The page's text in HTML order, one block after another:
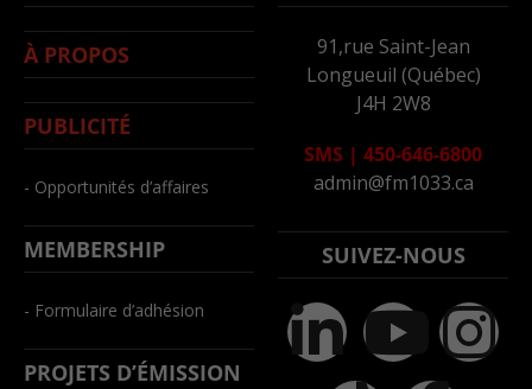
À PROPOS
PUBLICITÉ
- Opportunités d’affaires
MEMBERSHIP
- Formulaire d’adhésion
PROJETS D’ÉMISSION
91,rue Saint-Jean
Longueuil (Québec)
J4H 2W8
SMS | 450-646-6800
admin@fm1033.ca
SUIVEZ-NOUS